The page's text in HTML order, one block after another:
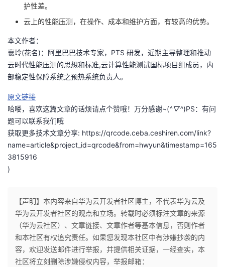
护性差。
云上的性能压测，在操作、成本和维护方面，有较高的优势。
本文作者：
襄玲(花名)：阿里巴巴技术专家，PTS 研发，近期主导整理和推动
云时代性能压测的思想和标准,云计算性能测试国标项目组成员，内
部稳定性保障系统之预热系统负责人。
原文链接
哈喽，喜欢这篇文章的话烦请点个赞哦！万分感谢~(^▽^)PS：有问
题可以联系我们哦
获取更多技术文章分享: https://qrcode.ceba.ceshiren.com/link?
name=article&project_id=qrcode&from=hwyun&timestamp=165
3815916
)
【声明】本内容来自华为云开发者社区博主，不代表华为云及
华为云开发者社区的观点和立场。转载时必须标注文章的来源
（华为云社区）、文章链接、文章作者等基本信息，否则作者
和本社区有权追究责任。如果您发现本社区中有涉嫌抄袭的内
容，欢迎发送邮件进行举报，并提供相关证据，一经查实，本
社区将立刻删除涉嫌侵权内容，举报邮箱：